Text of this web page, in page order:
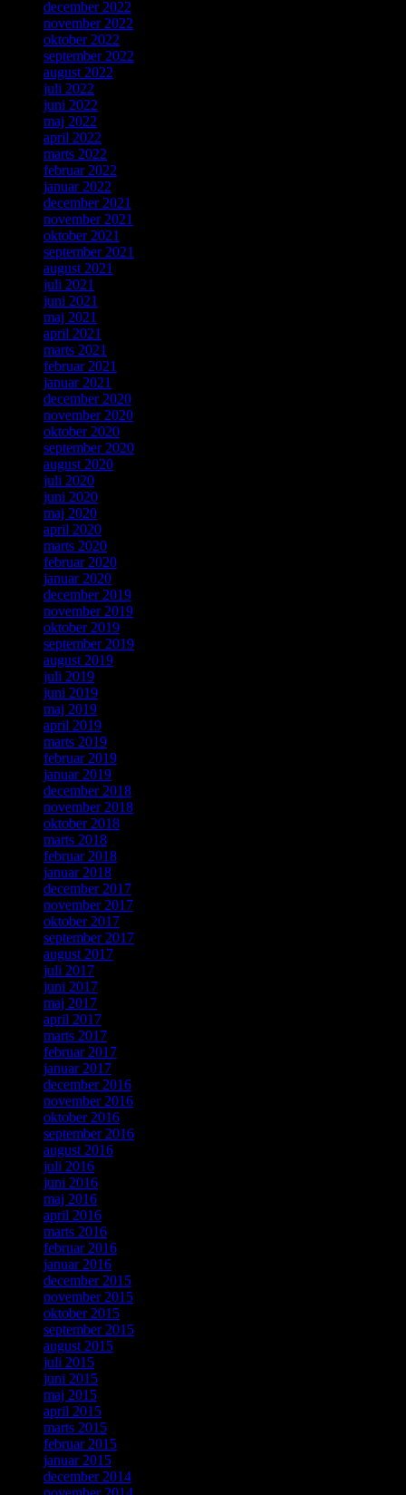
december 2022
november 2022
oktober 2022
september 2022
august 2022
juli 2022
juni 2022
maj 2022
april 2022
marts 2022
februar 2022
januar 2022
december 2021
november 2021
oktober 2021
september 2021
august 2021
juli 2021
juni 2021
maj 2021
april 2021
marts 2021
februar 2021
januar 2021
december 2020
november 2020
oktober 2020
september 2020
august 2020
juli 2020
juni 2020
maj 2020
april 2020
marts 2020
februar 2020
januar 2020
december 2019
november 2019
oktober 2019
september 2019
august 2019
juli 2019
juni 2019
maj 2019
april 2019
marts 2019
februar 2019
januar 2019
december 2018
november 2018
oktober 2018
marts 2018
februar 2018
januar 2018
december 2017
november 2017
oktober 2017
september 2017
august 2017
juli 2017
juni 2017
maj 2017
april 2017
marts 2017
februar 2017
januar 2017
december 2016
november 2016
oktober 2016
september 2016
august 2016
juli 2016
juni 2016
maj 2016
april 2016
marts 2016
februar 2016
januar 2016
december 2015
november 2015
oktober 2015
september 2015
august 2015
juli 2015
juni 2015
maj 2015
april 2015
marts 2015
februar 2015
januar 2015
december 2014